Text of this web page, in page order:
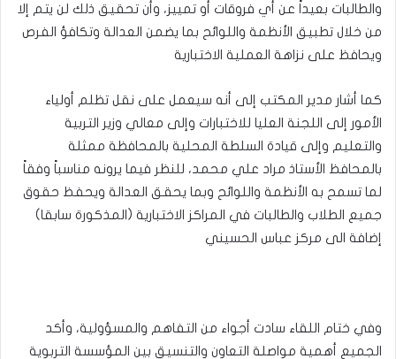
والطالبات بعيداً عن أي فروقات أو تمييز، وأن تحقيق ذلك لن يتم إلا
من خلال تطبيق الأنظمة واللوائح بما يضمن العدالة وتكافؤ الفرص
ويحافظ على نزاهة العملية الاختبارية
كما أشار مدير المكتب إلى أنه سيعمل على نقل تظلم أولياء
الأمور إلى اللجنة العليا للاختبارات وإلى معالي وزير التربية
والتعليم وإلى قيادة السلطة المحلية بالمحافظة ممثلة
بالمحافظ الأستاذ مراد علي محمد، للنظر فيما يرونه مناسباً وفقاً
لما تسمح به الأنظمة واللوائح وبما يحقق العدالة ويحفظ حقوق
جميع الطلاب والطالبات في المراكز الاختبارية (المذكورة سابقا)
إضافة الى مركز عباس الحسيني
وفي ختام اللقاء سادت أجواء من التفاهم والمسؤولية، وأكد
الجميع أهمية مواصلة التعاون والتنسيق بين المؤسسة التربوية